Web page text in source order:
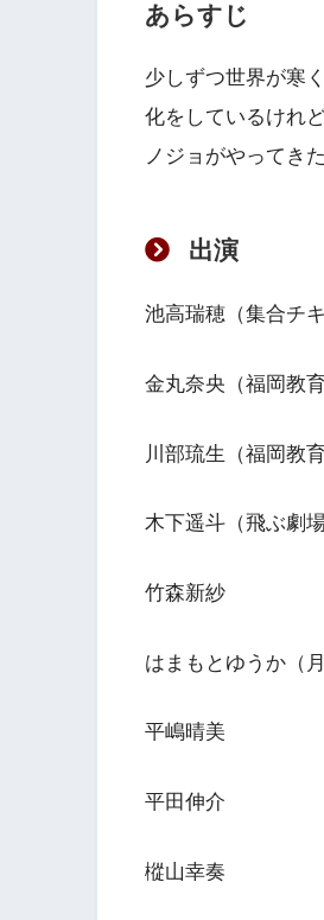
あらすじ
少しずつ世界が寒
化をしているけれ
ノジョがやってき
出演
池高瑞穂（集合チキ
金丸奈央（福岡教
川部琉生（福岡教
木下遥斗（飛ぶ劇場
竹森新紗
はまもとゆうか（
平嶋晴美
平田伸介
樅山幸奏